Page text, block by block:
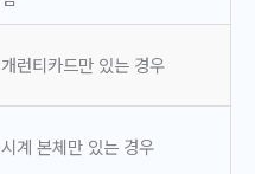
개런티카드만 있는 경우
시계 본체만 있는 경우